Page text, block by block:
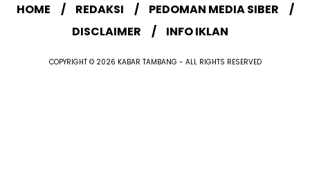
HOME REDAKSI
PEDOMAN MEDIA SIBER
DISCLAIMER
INFO IKLAN
COPYRIGHT © 2026 KABAR TAMBANG - ALL RIGHTS RESERVED